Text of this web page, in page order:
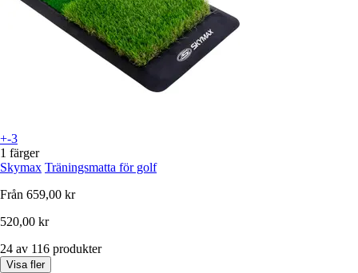
+-3
1 färger
Skymax Träningsmatta för golf
Från 659,00 kr
520,00 kr
24 av 116 produkter
Visa fler